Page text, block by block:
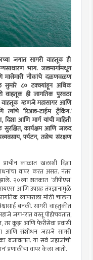
जगात सागरी वाहतूक ही
भाग. जलमार्गांमधून
मासेमारी नौकांचे दळणवळण
सुमारे ८० टक्क्यांहून अधिक
वाहतूक ही जागतिक पुरवठा
वाहतूक म्हणजे महासागर आणि
‘रिअल-टाईम ट्रॅकिंग.’
आणि मार्ग यांची माहिती
कार्यक्षम आणि जलद
पर्यटन, तसेच संरक्षण
काळात खलाशी दिशा
वापर करत असत. नंतर
२०व्या शतकात ‘जीपीएस’
आणि उपग्रह तंत्रज्ञानामुळे
व्यापाराला मोठी चालना
बनली. सागरी वाहतुकीत
जगभरात वस्तू पोहोचवतात,
क्रूझ आणि फेरीसेवा प्रवासी
आणि संशोधन जहाजे सागरी
बजावतात. या सर्व जहाजांची
प्रणालींचा वापर केला जातो.